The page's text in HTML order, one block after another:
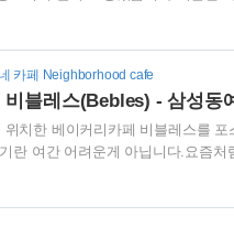
고 있는데, 병원건물 1층에 정지영
습니다. 화성행궁에 있던 커피숍을
, 원두를 구매하면 아메리카노 한
카페 Neighborhood cafe
블레스(Bebles) - 삼성동
치한 베이커리카페 비블레스를
란 여간 어려운게 아닙니다.요즘
러한 직장인의 욕구를 충족시킬